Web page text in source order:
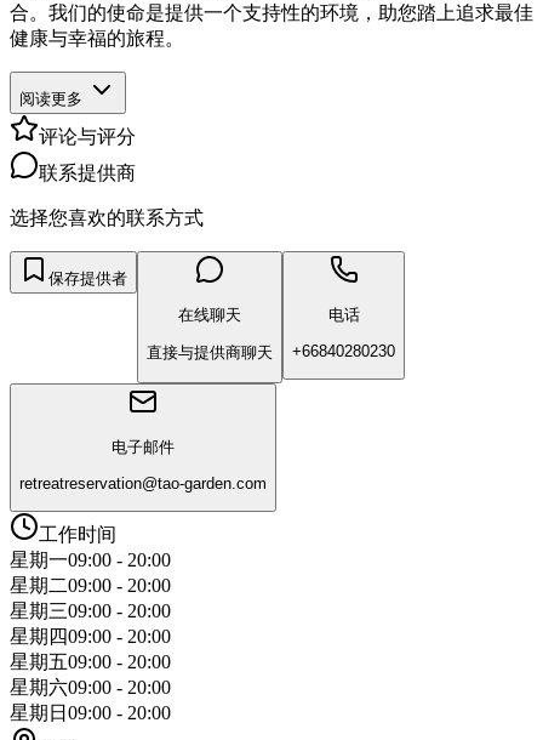
合。我们的使命是提供一个支持性的环境，助您踏上追求最佳
健康与幸福的旅程。
阅读更多
评论与评分
联系提供商
选择您喜欢的联系方式
保存提供者
在线聊天
直接与提供商聊天
电话
+66840280230
电子邮件
retreatreservation@tao-garden.com
工作时间
星期一09:00 - 20:00
星期二09:00 - 20:00
星期三09:00 - 20:00
星期四09:00 - 20:00
星期五09:00 - 20:00
星期六09:00 - 20:00
星期日 09:00 - 20:00